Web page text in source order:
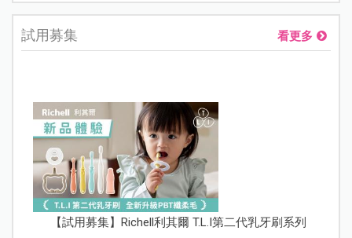
試用募集 看更多
【試用募集】Richell利其爾 T.L.I第二代乳牙刷系列